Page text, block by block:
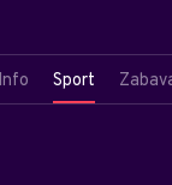
Info Sport